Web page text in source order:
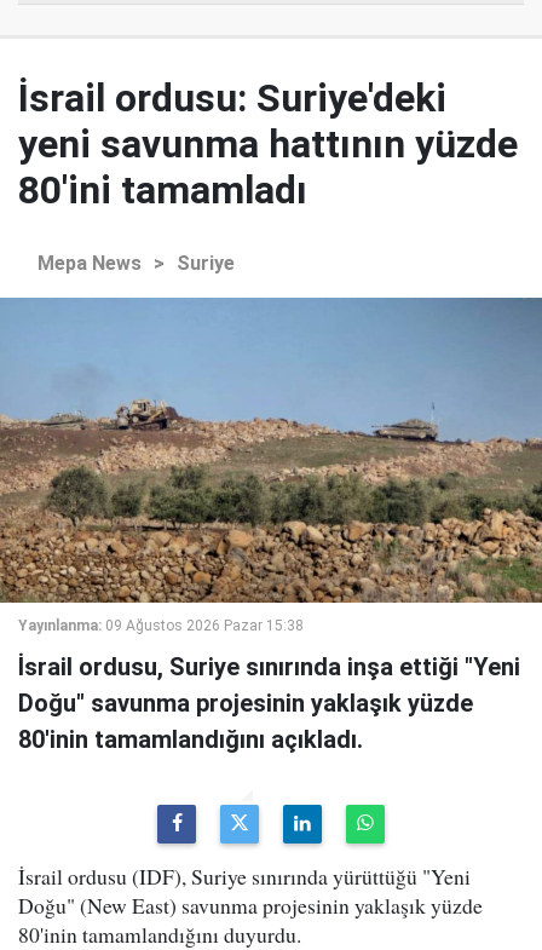
İsrail ordusu: Suriye'deki
yeni savunma hattının yüzde
80'ini tamamladı
Mepa News > Suriye
Yayınlanma: 09 Ağustos 2026 Pazar 15:38
İsrail ordusu, Suriye sınırında inşa ettiği "Yeni
Doğu" savunma projesinin yaklaşık yüzde
80'inin tamamlandığını açıkladı.
İsrail ordusu (IDF), Suriye sınırında yürüttüğü "Yeni
Doğu" (New East) savunma projesinin yaklaşık yüzde
80'inin tamamlandığını duyurdu.